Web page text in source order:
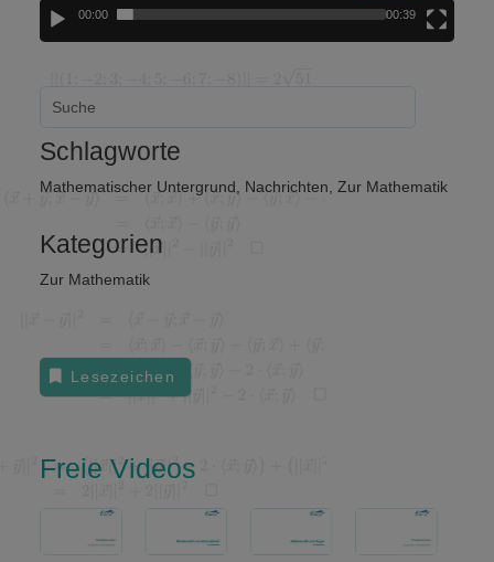
00:00 00:39
Schlagworte
Mathematischer Untergrund Nachrichten Zur Mathematik
Kategorien
Zur Mathematik
Lesezeichen
Freie Videos